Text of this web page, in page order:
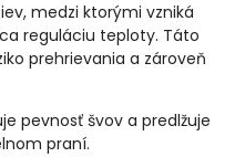
medzi ktorými vzniká
reguláciu teploty. Táto
prehrievania a zároveň
pevnosť švov a predlžuje
praní.